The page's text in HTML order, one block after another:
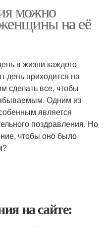
можно
на её
в жизни каждого
день приходится на
сделать все, чтобы
Одним из
является
поздравления. Но
чтобы оно было
на сайте: